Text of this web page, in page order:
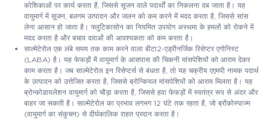
कोशिकाओं पर कार्य करता है, जिससे सूजन वाले पदार्थों का निकलना दब जाता है। यह
वायुमार्ग में सूजन, बलगम उत्पादन और जलन को कम करने में मदद करता है, जिससे सांस
लेना आसान हो जाता है। फ्लुटिकासोन का नियमित उपयोग अस्थमा के हमलों को रोकने में
मदद करता है और बचाव दवाओं की आवश्यकता को कम करता है।
साल्मेटेरोल एक लंबे समय तक काम करने वाला बीटा2-एड्रीनर्जिक रिसेप्टर एगोनिस्ट
(LABA) है। यह फेफड़ों में वायुमार्ग के आसपास की चिकनी मांसपेशियों को आराम देकर
काम करता है। जब साल्मेटेरोल इन रिसेप्टर्स से बंधता है, तो यह चक्रीय एएमपी नामक पदार्थ
के उत्पादन को उत्तेजित करता है, जिससे ब्रोन्कियल मांसपेशियों को आराम मिलता है। यह
ब्रोन्कोडायलेशन वायुमार्ग को चौड़ा करता है, जिससे हवा फेफड़ों में स्वतंत्र रूप से अंदर और
बाहर जा सकती है। साल्मेटेरोल का प्रभाव लगभग 12 घंटे तक रहता है, जो ब्रोंकोस्पाज्म
(वायुमार्ग का संकुचन) से दीर्घकालिक राहत प्रदान करता है।